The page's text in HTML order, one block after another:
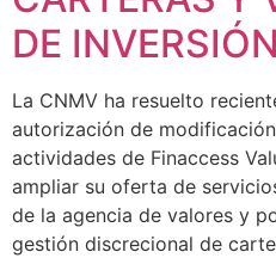
DE INVERSIÓN
La CNMV ha resuelto
autorización de
actividades de Finaccess
ampliar su oferta de
de la agencia de valores y
gestión discrecional de